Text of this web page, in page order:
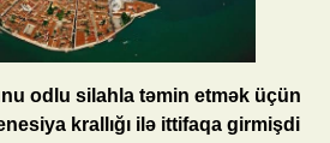
odlu silahla təmin etmək üçün
krallığı ilə ittifaqa girmişdi